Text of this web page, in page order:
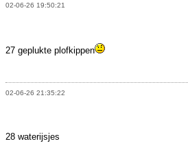
02-06-26 19:50:21
27 geplukte plofkippen
02-06-26 21:35:22
28 waterijsjes